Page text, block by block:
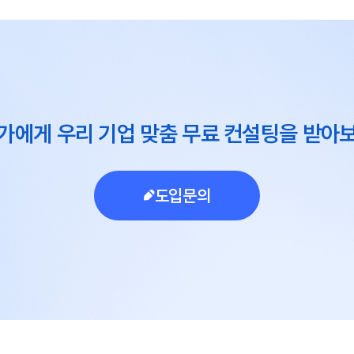
에게 우리 기업 맞춤 무료 컨설팅을 받아
도입문의